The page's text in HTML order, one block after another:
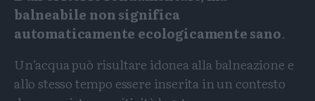
balneabile non significa
automaticamente ecologicamente sano.
Un’acqua può risultare idonea alla balneazione e
allo stesso tempo essere inserita in un contesto